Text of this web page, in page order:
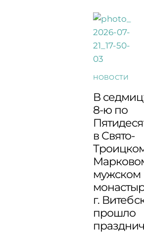
НОВОСТИ
В
8-ю по
в Свято-
мужском
г.
прошло